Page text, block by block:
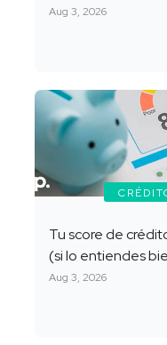
Aug 3, 2026
Tu score de
(si lo entiendes
Aug 3, 2026